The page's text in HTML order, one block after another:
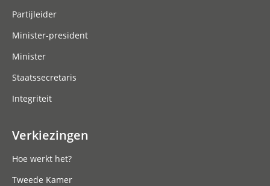
Partijleider
Minister-president
Minister
Staatssecretaris
Integriteit
Verkiezingen
Hoe werkt het?
Tweede Kamer